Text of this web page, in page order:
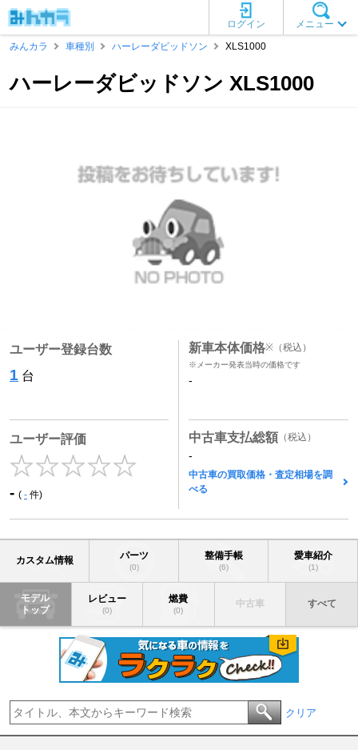
メニュー
ログイン
みんカラ
車種別 ハーレーダビッドソン XLS1000
ハーレーダビッドソン XLS1000
ユーザー登録台数
1 台
ユーザー評価
- ( - 件)
新車本体価格※ （税込）
※メーカー発表当時の価格です
-
中古車支払総額 （税込）
-
中古車の買取価格・査定相場を調
べる
カスタム情報 パーツ
(0)
整備手帳
(6)
愛車紹介
(1)
モデル
トップ
レビュー
(0)
燃費
(0)
中古車 すべて
クリア